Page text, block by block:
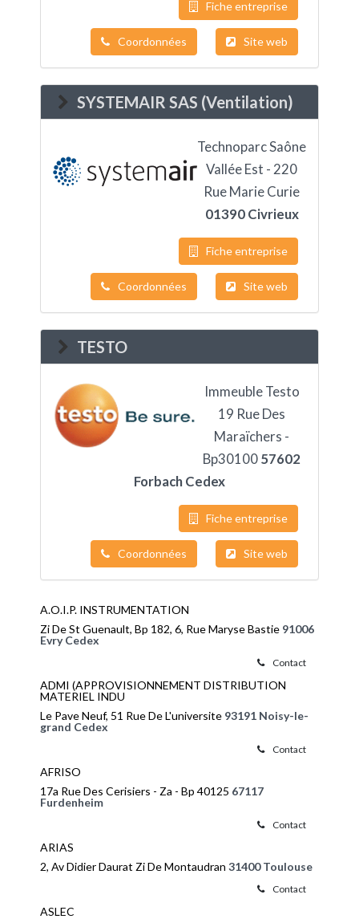
Fiche entreprise
Coordonnées Site web
SYSTEMAIR SAS (Ventilation)
Technoparc Saône
Vallée Est - 220
Rue Marie Curie
01390 Civrieux
Fiche entreprise
Coordonnées Site web
TESTO
Immeuble Testo
19 Rue Des
Maraïchers -
Bp3010057602
Forbach Cedex
Fiche entreprise
Coordonnées Site web
A.O.I.P. INSTRUMENTATION
Zi De St Guenault, Bp 182, 6, Rue Maryse Bastie 91006
Evry Cedex
Contact
ADMI (APPROVISIONNEMENT DISTRIBUTION
MATERIEL INDU
Le Pave Neuf, 51 Rue De L'universite 93191 Noisy-le-
grand Cedex
Contact
AFRISO
17a Rue Des Cerisiers - Za - Bp 40125 67117
Furdenheim
Contact
ARIAS
2, Av Didier Daurat Zi De Montaudran 31400 Toulouse
Contact
ASLEC